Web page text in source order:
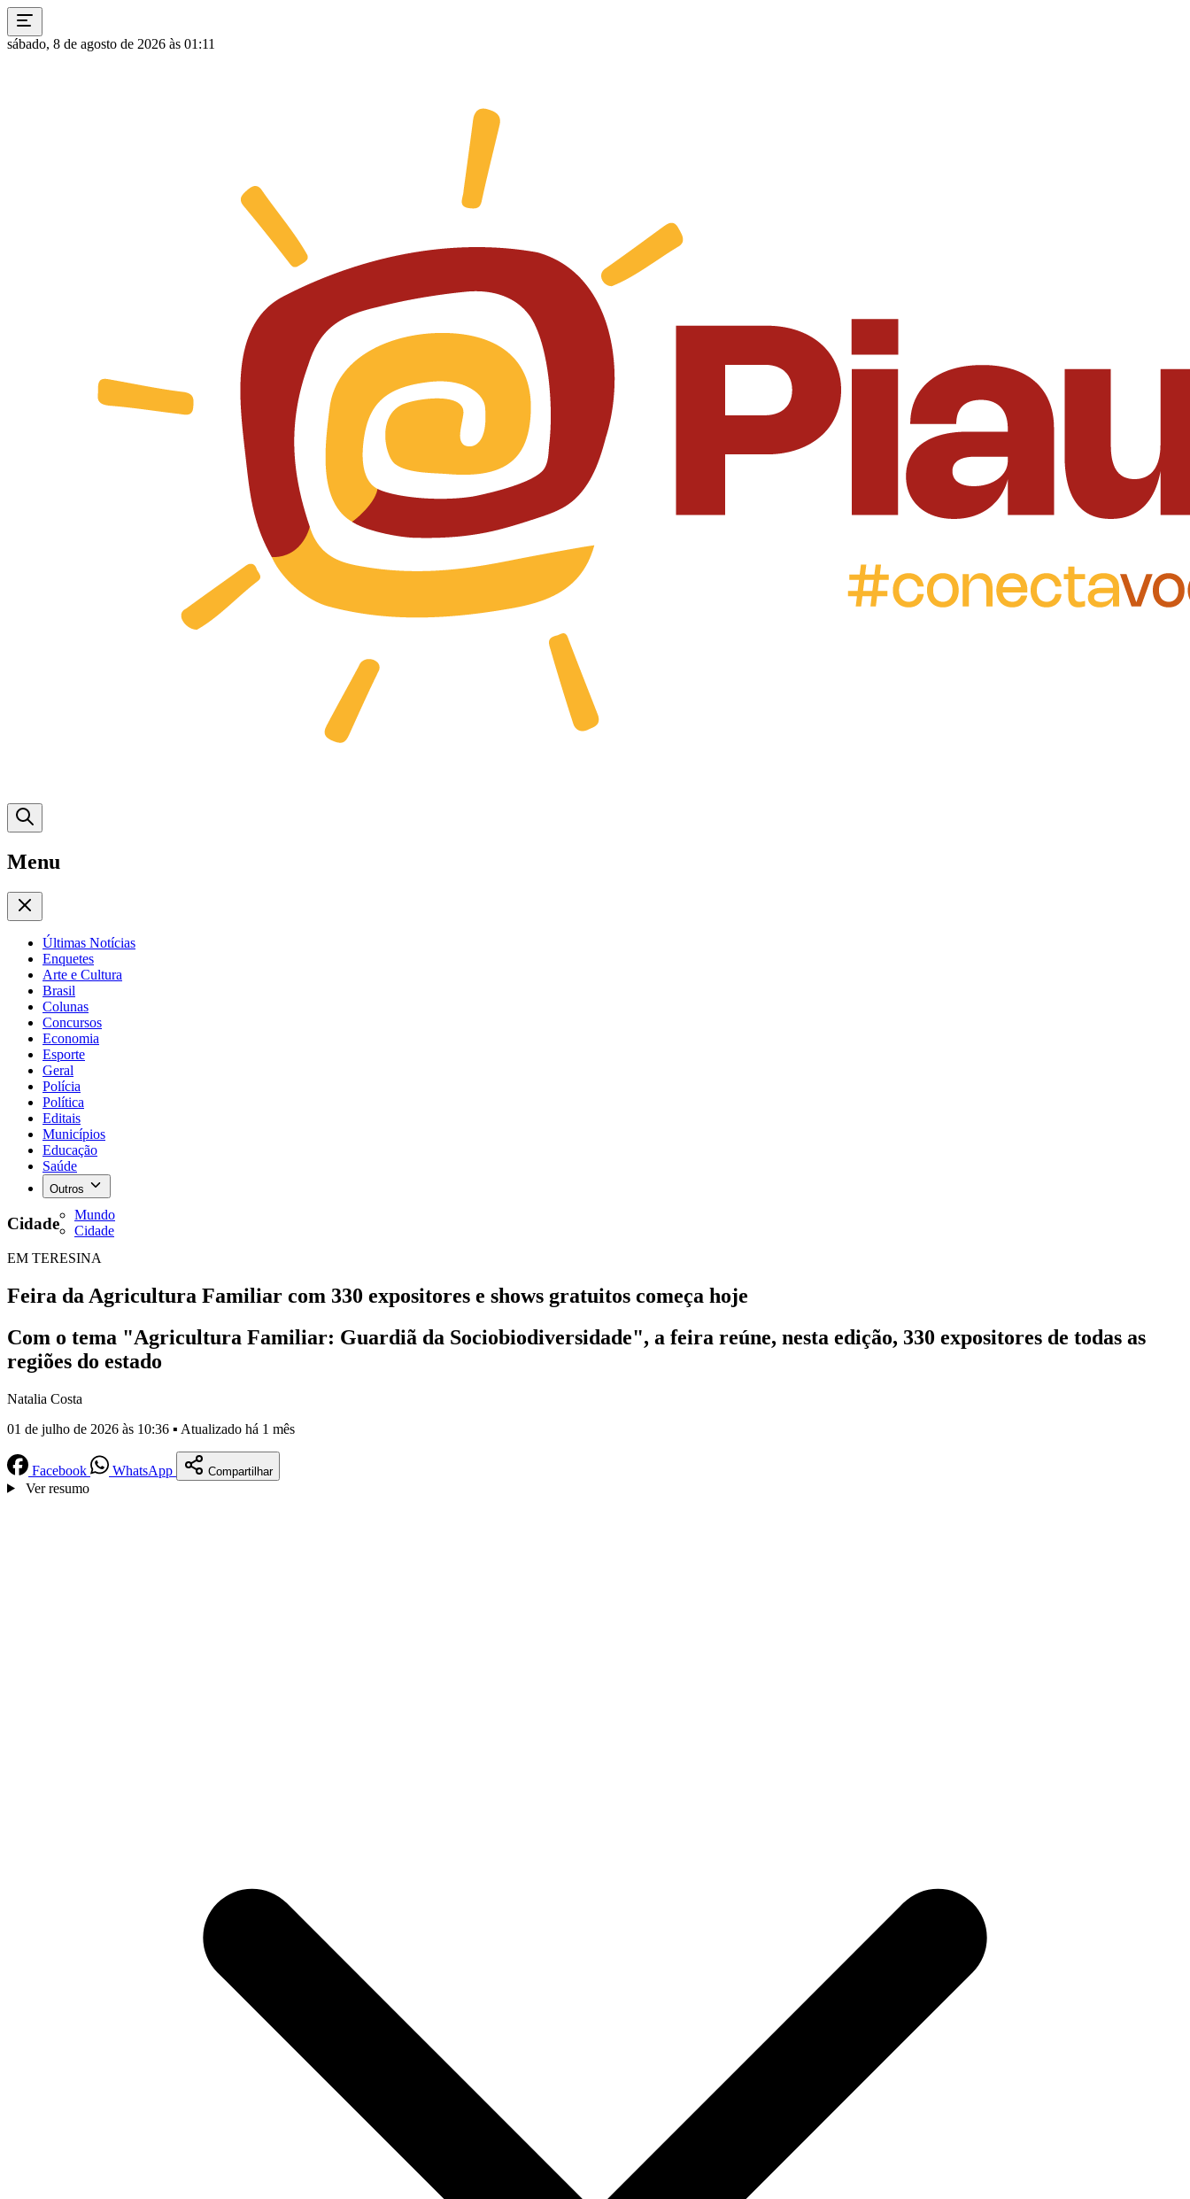
sábado, 8 de agosto de 2026 às 01:11
Menu
Últimas Notícias
Enquetes
Arte e Cultura
Brasil
Colunas
Concursos
Economia
Esporte
Geral
Polícia
Política
Editais
Municípios
Educação
Saúde
Outros
Mundo
Cidade
Cidade
EM TERESINA
Feira da Agricultura Familiar com 330 expositores e shows gratuitos começa hoje
Com o tema "Agricultura Familiar: Guardiã da Sociobiodiversidade", a feira reúne, nesta edição, 330 expositores de todas as
regiões do estado
Natalia Costa
01 de julho de 2026 às 10:36 ▪ Atualizado há 1 mês
Facebook WhatsApp Compartilhar
Ver resumo